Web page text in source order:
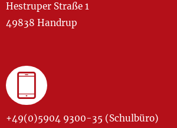
Hestruper Straße 1
49838 Handrup
+49(0)5904 9300-35 (Schulbüro)